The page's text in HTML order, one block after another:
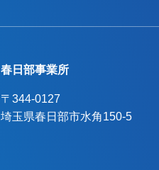
春日部事業所
〒344-0127
埼玉県春日部市水角150-5